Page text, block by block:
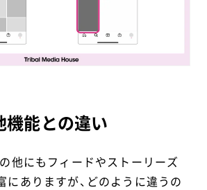
機能との違い
他にもフィードやストーリーズ
にありますが、どのように違うの